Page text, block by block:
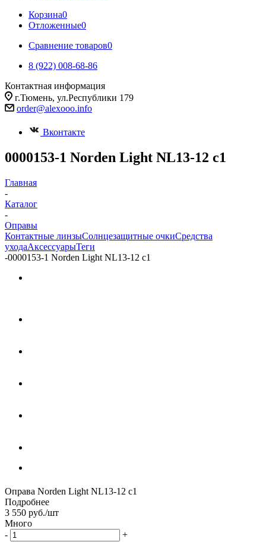
Корзина0
Отложенные0
Сравнение товаров0
8 (922) 008-68-86
Контактная информация
г.Тюмень, ул.Республики 179
order@alexooo.info
Вконтакте
0000153-1 Norden Light NL13-12 с1
Главная
-
Каталог
-
Оправы
Контактные линзыСолнцезащитные очкиСредства
уходаАксессуарыТеги
-0000153-1 Norden Light NL13-12 с1
Оправа Norden Light NL13-12 с1
Подробнее
3 550 руб./шт
Много
-
+